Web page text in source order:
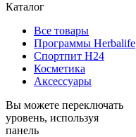
Каталог
Все товары
Программы Herbalife
Спортпит H24
Косметика
Аксессуары
Вы можете переключать
уровень, используя
панель